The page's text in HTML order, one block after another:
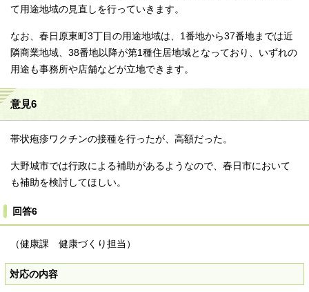
て用途地域の見直しを行っていきます。
なお、春日原東町3丁目の用途地域は、1番地から37番地までは近
隣商業地域、38番地以降が第1種住居地域となっており、いずれの
用途も事務所や店舗などが立地できます。
意見6
帯状疱疹ワクチンの接種を行ったが、高額だった。
大野城市では行政による補助があるようなので、春日市において
も補助を検討してほしい。
回答6
（健康課 健康づくり担当）
対応の内容